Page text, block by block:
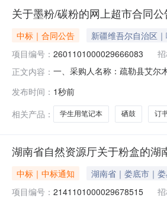
关于墨粉/碳粉的网上超市合同公
中标｜合同公告 新疆维吾尔自治区
项目编号： 2601101000029666083
正文内容： 一、采购人名称：疏勒县艾尔
12.0056.256752学生用笔记
发布时间： 1秒前
相关产品：
学生用笔记本 硒鼓 订
湖南省自然资源厅关于粉盒的
中标｜中标通知 湖南省｜娄底市｜
项目编号： 2141101000029678515